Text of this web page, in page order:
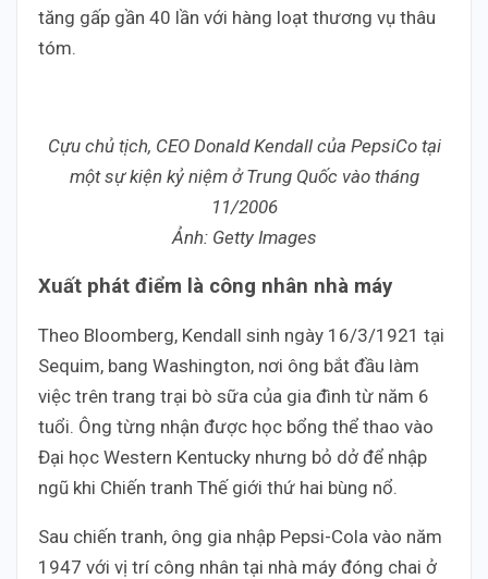
tăng gấp gần 40 lần với hàng loạt thương vụ thâu
tóm.
Cựu chủ tịch, CEO Donald Kendall của PepsiCo tại
một sự kiện kỷ niệm ở Trung Quốc vào tháng
11/2006
Ảnh: Getty Images
Xuất phát điểm là công nhân nhà máy
Theo Bloomberg, Kendall sinh ngày 16/3/1921 tại
Sequim, bang Washington, nơi ông bắt đầu làm
việc trên trang trại bò sữa của gia đình từ năm 6
tuổi. Ông từng nhận được học bổng thể thao vào
Đại học Western Kentucky nhưng bỏ dở để nhập
ngũ khi Chiến tranh Thế giới thứ hai bùng nổ.
Sau chiến tranh, ông gia nhập Pepsi-Cola vào năm
1947 với vị trí công nhân tại nhà máy đóng chai ở